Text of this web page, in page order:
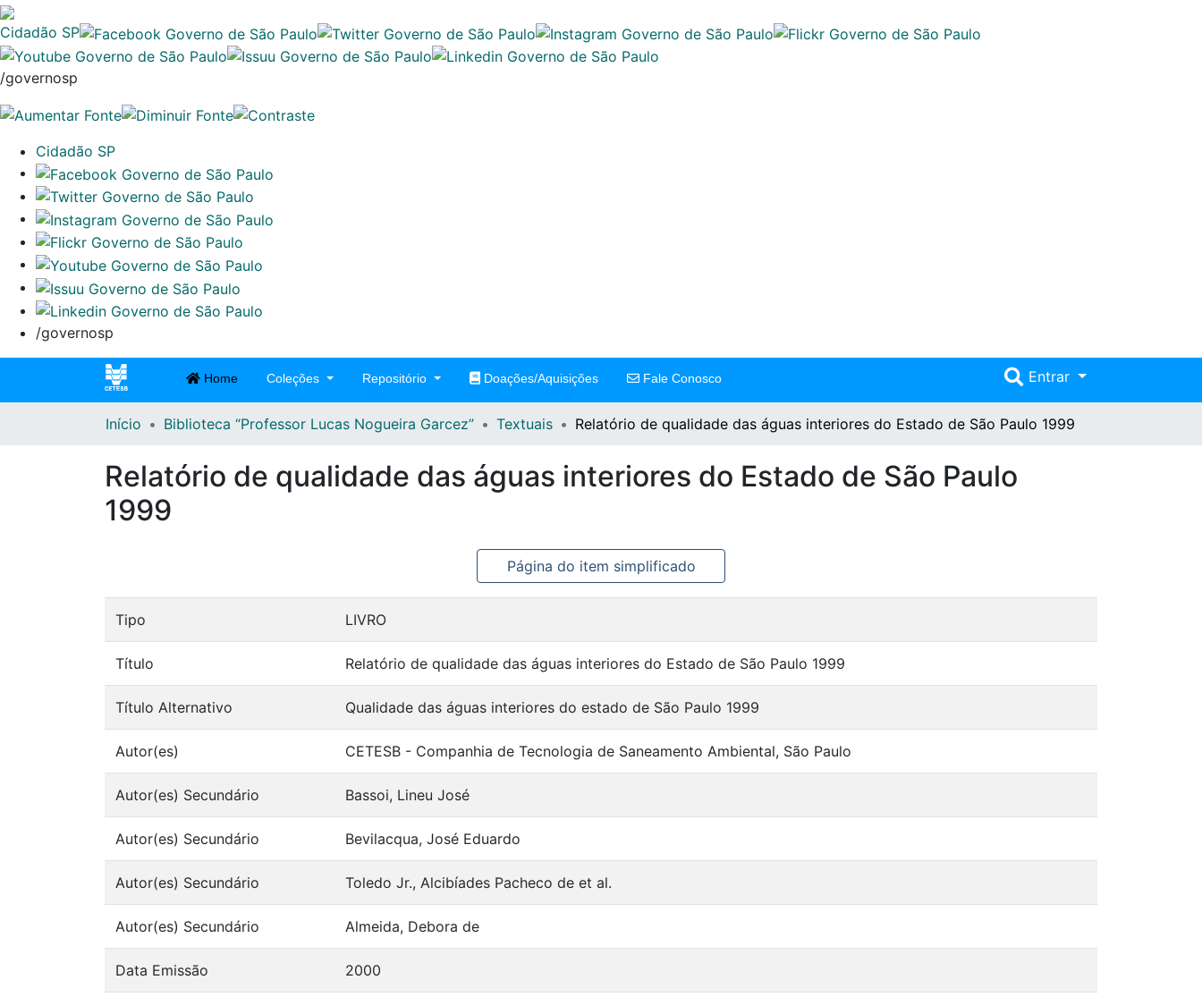
Cidadão SP
/governosp
Cidadão SP
/governosp
Entrar
Home Coleções Repositório Doações/Aquisições Fale Conosco
Início Biblioteca “Professor Lucas Nogueira Garcez” Textuais Relatório de qualidade das águas interiores do Estado de São Paulo 1999
Relatório de qualidade das águas interiores do Estado de São Paulo
1999
Página do item simplificado
Tipo LIVRO
Título Relatório de qualidade das águas interiores do Estado de São Paulo 1999
Título Alternativo Qualidade das águas interiores do estado de São Paulo 1999
Autor(es) CETESB - Companhia de Tecnologia de Saneamento Ambiental, São Paulo
Autor(es) Secundário Bassoi, Lineu José
Autor(es) Secundário Bevilacqua, José Eduardo
Autor(es) Secundário Toledo Jr., Alcibíades Pacheco de et al.
Autor(es) Secundário Almeida, Debora de
Data Emissão 2000